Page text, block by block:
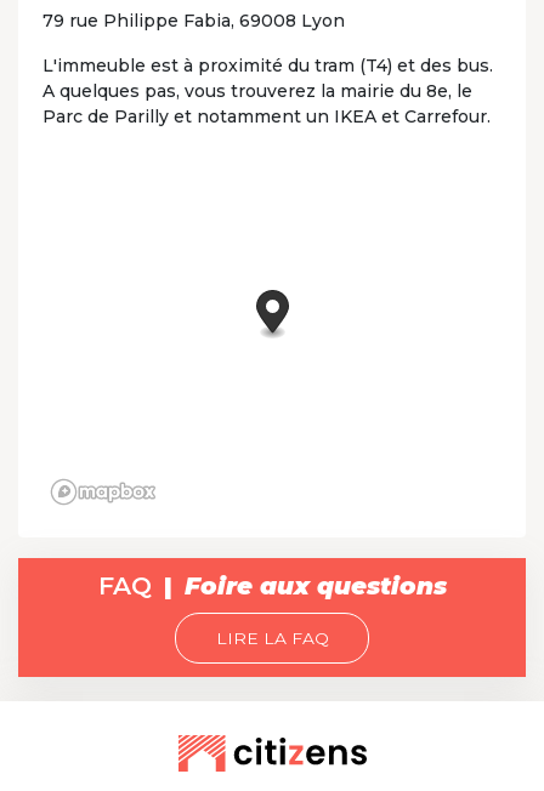
79 rue Philippe Fabia, 69008 Lyon
L'immeuble est à proximité du tram (T4) et des bus.
A quelques pas, vous trouverez la mairie du 8e, le
Parc de Parilly et notamment un IKEA et Carrefour.
FAQ Foire aux questions
LIRE LA FAQ